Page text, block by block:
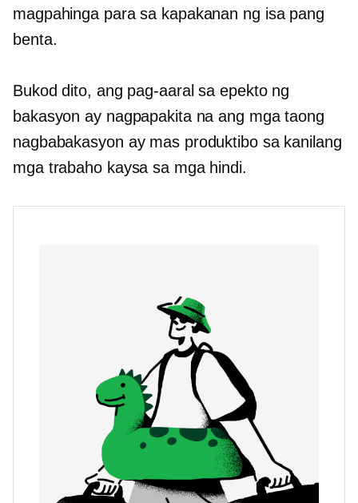
magpahinga para sa kapakanan ng isa pang
benta.
Bukod dito, ang pag-aaral sa epekto ng
bakasyon ay nagpapakita na ang mga taong
nagbabakasyon ay mas produktibo sa kanilang
mga trabaho kaysa sa mga hindi.